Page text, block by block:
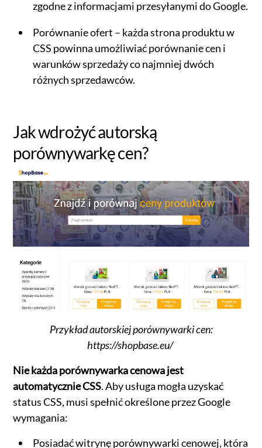
zgodne z informacjami przesyłanymi do Google.
Porównanie ofert – każda strona produktu w
CSS powinna umożliwiać porównanie cen i
warunków sprzedaży co najmniej dwóch
różnych sprzedawców.
Jak wdrożyć autorską
porównywarkę cen?
Przykład autorskiej porównywarki cen:
https://shopbase.eu/
Nie każda porównywarka cenowa jest
automatycznie CSS. Aby usługa mogła uzyskać
status CSS, musi spełnić określone przez Google
wymagania:
Posiadać witrynę porównywarki cenowej, która